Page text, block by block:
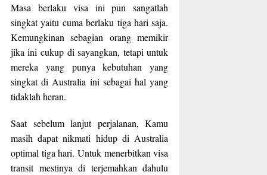
Masa berlaku visa ini pun sangatlah
singkat yaitu cuma berlaku tiga hari saja.
Kemungkinan sebagian orang memikir
jika ini cukup di sayangkan, tetapi untuk
mereka yang punya kebutuhan yang
singkat di Australia ini sebagai hal yang
tidaklah heran.
Saat sebelum lanjut perjalanan, Kamu
masih dapat nikmati hidup di Australia
optimal tiga hari. Untuk menerbitkan visa
transit mestinya di terjemahkan dahulu